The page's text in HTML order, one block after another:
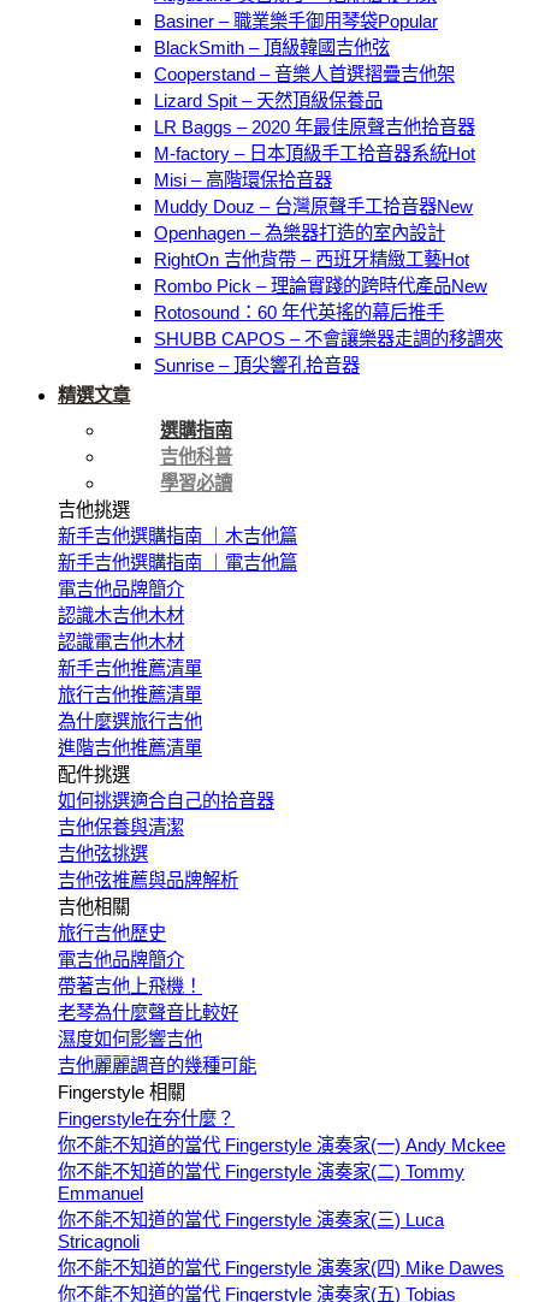
Basiner – 職業樂手御用琴袋
BlackSmith – 頂級韓國吉他弦
Cooperstand – 音樂人首選摺疊吉他架
Lizard Spit – 天然頂級保養品
LR Baggs – 2020 年最佳原聲吉他拾音器
M-factory – 日本頂級手工拾音器系統
Misi – 高階環保拾音器
Muddy Douz – 台灣原聲手工拾音器
Openhagen – 為樂器打造的室內設計
RightOn 吉他背帶 – 西班牙精緻工藝
Rombo Pick – 理論實踐的跨時代產品
Rotosound：60 年代英搖的幕后推手
SHUBB CAPOS – 不會讓樂器走調的移調夾
Sunrise – 頂尖響孔拾音器
精選文章
選購指南
吉他科普
學習必讀
吉他挑選
新手吉他選購指南 ｜木吉他篇
新手吉他選購指南 ｜電吉他篇
電吉他品牌簡介
認識木吉他木材
認識電吉他木材
新手吉他推薦清單
旅行吉他推薦清單
為什麼選旅行吉他
進階吉他推薦清單
配件挑選
如何挑選適合自己的拾音器
吉他保養與清潔
吉他弦挑選
吉他弦推薦與品牌解析
吉他相關
旅行吉他歷史
電吉他品牌簡介
帶著吉他上飛機！
老琴為什麼聲音比較好
濕度如何影響吉他
吉他麗麗調音的幾種可能
Fingerstyle 相關
Fingerstyle在夯什麼？
你不能不知道的當代 Fingerstyle 演奏家(一) Andy Mckee
你不能不知道的當代 Fingerstyle 演奏家(二) Tommy
Emmanuel
你不能不知道的當代 Fingerstyle 演奏家(三) Luca
Stricagnoli
你不能不知道的當代 Fingerstyle 演奏家(四) Mike Dawes
你不能不知道的當代 Fingerstyle 演奏家(五) Tobias